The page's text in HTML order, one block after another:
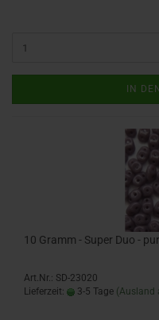
IN
10 Gramm - Super Duo -
Art.Nr.: SD-23020
Lieferzeit:
3-5 Tage (Ausland